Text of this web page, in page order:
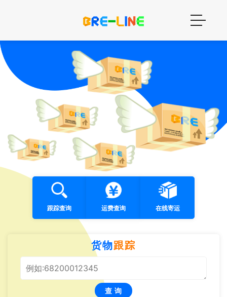
跟踪查询 运费查询 在线寄运
货物跟踪
查 询